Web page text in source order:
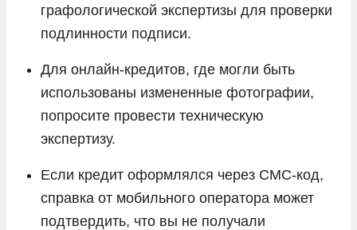
графологической экспертизы для проверки
подлинности подписи.
Для онлайн-кредитов, где могли быть
использованы измененные фотографии,
попросите провести техническую
экспертизу.
Если кредит оформлялся через СМС-код,
справка от мобильного оператора может
подтвердить, что вы не получали